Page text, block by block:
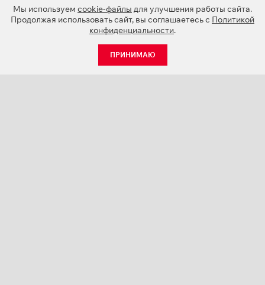
Мы используем cookie-файлы для улучшения работы сайта.
Продолжая использовать сайт, вы соглашаетесь с Политикой
конфиденциальности.
ПРИНИМАЮ